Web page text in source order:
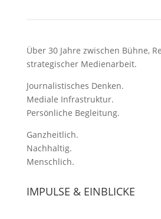
Über 30 Jahre zwischen Bühne,
strategischer Medienarbeit.
Journalistisches Denken.
Mediale Infrastruktur.
Persönliche Begleitung.
Ganzheitlich.
Nachhaltig.
Menschlich.
IMPULSE & EINBLICKE